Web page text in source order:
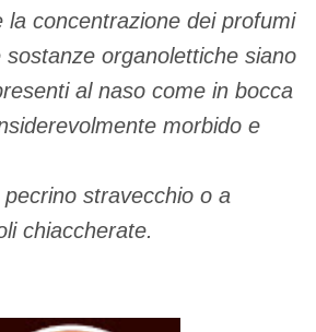
la concentrazione dei profumi
organolettiche siano
al naso come in bocca
morbido e
stravecchio o a
chiaccherate.